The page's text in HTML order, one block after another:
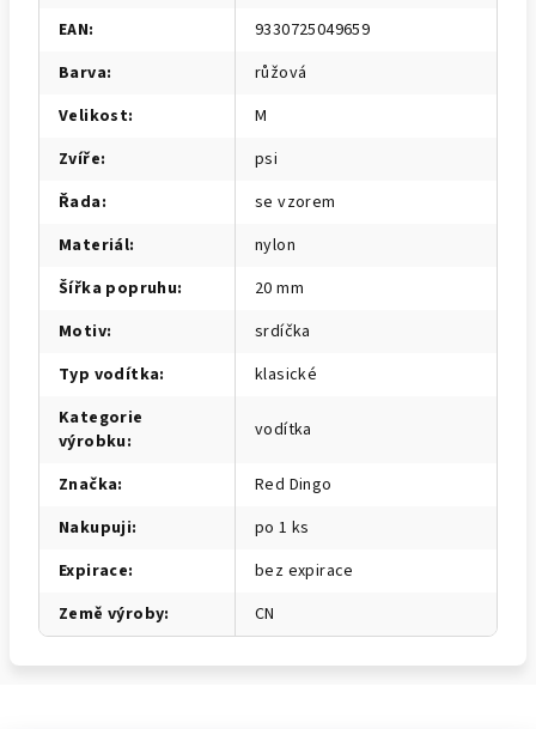
EAN:
9330725049659
Barva:
růžová
Velikost:
M
Zvíře:
psi
Řada:
se vzorem
Materiál:
nylon
Šířka popruhu:
20 mm
Motiv:
srdíčka
Typ vodítka:
klasické
Kategorie
výrobku: vodítka
Značka:
Red Dingo
Nakupuji:
po 1 ks
Expirace:
bez expirace
Země výroby: CN